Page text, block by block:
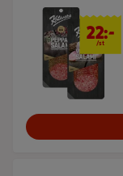
22 kr/st
22:-
/st